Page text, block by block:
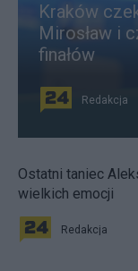
Kraków
Mirosław i
finałów
Redakcja
Ostatni taniec
wielkich emocji
Redakcja